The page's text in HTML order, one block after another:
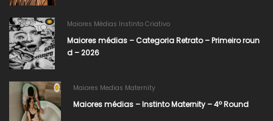
Maiores Médias Instinto Criativo
Maiores médias – Categoria Retrato – Primeiro roun
d – 2026
Maiores Medias Maternity
Maiores médias – Instinto Maternity – 4º Round